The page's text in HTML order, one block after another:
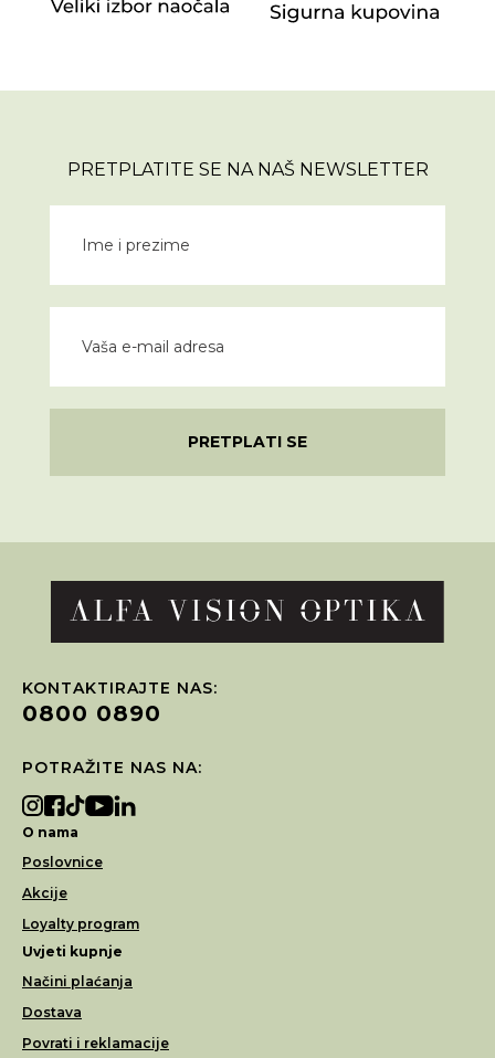
PRETPLATITE SE NA NAŠ NEWSLETTER
PRETPLATI SE
KONTAKTIRAJTE NAS:
0800 0890
POTRAŽITE NAS NA:
O nama
Poslovnice
Akcije
Loyalty program
Uvjeti kupnje
Načini plaćanja
Dostava
Povrati i reklamacije